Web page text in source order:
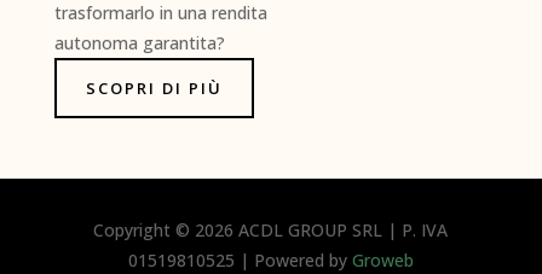
trasformarlo in una rendita
autonoma garantita?
SCOPRI DI PIÙ
Copyright © 2026 ACDL GROUP SRL | P. IVA
01519810525 | Powered by Groweb